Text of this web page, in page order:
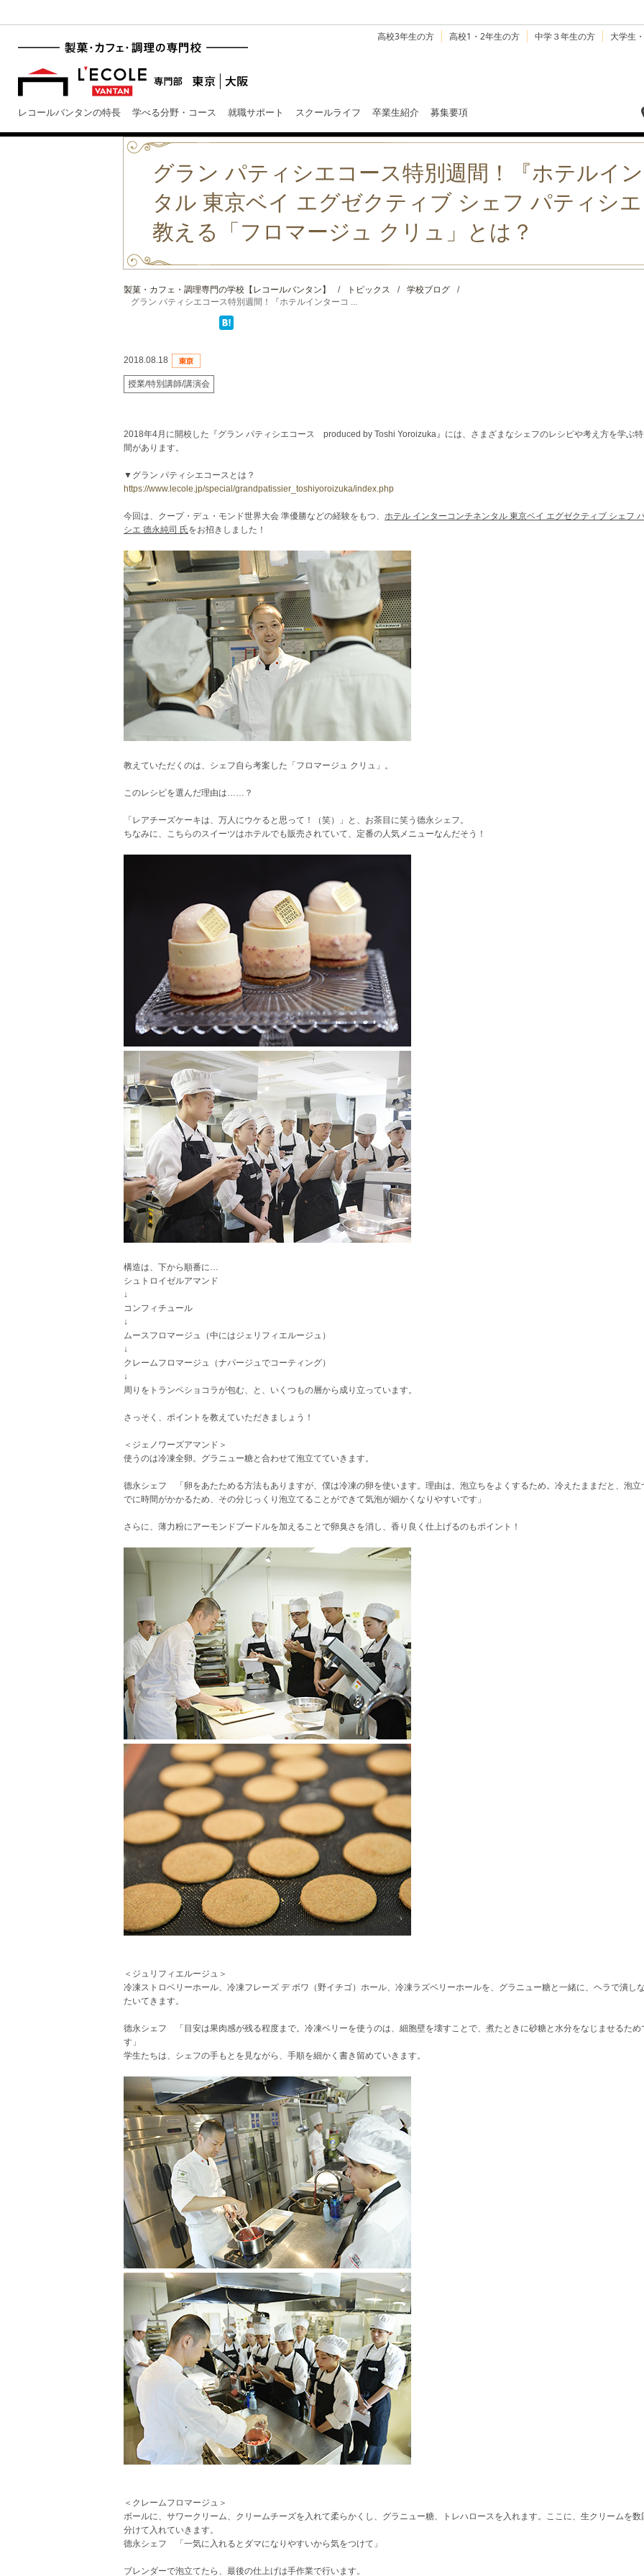
高校3年生の方 高校1・2年生の方 中学３年生の方 大学生
レコールバンタンの特長 学べる分野・コース 就職サポート スクールライフ 卒業生紹介 募集要項
グラン パティシエコース特別週間！『ホテルイ
タル 東京ベイ エグゼクティブ シェフ パティシ
教える「フロマージュ クリュ」とは？
製菓・カフェ・調理専門の学校【レコールバンタン】 / トピックス / 学校ブログ
/
グラン パティシエコース特別週間！『ホテルインターコ ...
2018.08.18
授業/特別講師/講演会
2018年4月に開校した『グラン パティシエコース produced by Toshi Yoroizuka』には、さまざまなシェフのレシピや考え方を学ぶ
間があります。
▼グラン パティシエコースとは？
https://www.lecole.jp/special/grandpatissier_toshiyoroizuka/index.php
今回は、クープ・デュ・モンド世界大会 準優勝などの経験をもつ、 ホテル インターコンチネンタル 東京ベイ エグゼクティブ シェフ
シエ 德永純司 氏をお招きしました！
教えていただくのは、シェフ自ら考案した「フロマージュ クリュ」。
このレシピを選んだ理由は……？
「レアチーズケーキは、万人にウケると思って！（笑）」と、お茶目に笑う德永シェフ。
ちなみに、こちらのスイーツはホテルでも販売されていて、定番の人気メニューなんだそう！
構造は、下から順番に…
シュトロイゼルアマンド
↓
コンフィチュール
↓
ムースフロマージュ（中にはジェリフィエルージュ）
↓
クレームフロマージュ（ナパージュでコーティング）
↓
周りをトランペショコラが包む、と、いくつもの層から成り立っています。
さっそく、ポイントを教えていただきましょう！
＜ジェノワーズアマンド＞
使うのは冷凍全卵。グラニュー糖と合わせて泡立てていきます。
德永シェフ 「卵をあたためる方法もありますが、僕は冷凍の卵を使います。理由は、泡立ちをよくするため。冷えたままだと、泡立
でに時間がかかるため、その分じっくり泡立てることができて気泡が細かくなりやすいです」
さらに、薄力粉にアーモンドプードルを加えることで卵臭さを消し、香り良く仕上げるのもポイント！
＜ジュリフィエルージュ＞
冷凍ストロベリーホール、冷凍フレーズ デ ボワ（野イチゴ）ホール、冷凍ラズベリーホールを、グラニュー糖と一緒に、ヘラで潰し
たいてきます。
德永シェフ 「目安は果肉感が残る程度まで。冷凍ベリーを使うのは、細胞壁を壊すことで、煮たときに砂糖と水分をなじませるため
す」
学生たちは、シェフの手もとを見ながら、手順を細かく書き留めていきます。
＜クレームフロマージュ＞
ボールに、サワークリーム、クリームチーズを入れて柔らかくし、グラニュー糖、トレハロースを入れます。ここに、生クリームを数
分けて入れていきます。
德永シェフ 「一気に入れるとダマになりやすいから気をつけて」
ブレンダーで泡立てたら、最後の仕上げは手作業で行います。